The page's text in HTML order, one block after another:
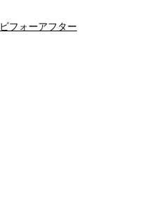
ビフォーアフター